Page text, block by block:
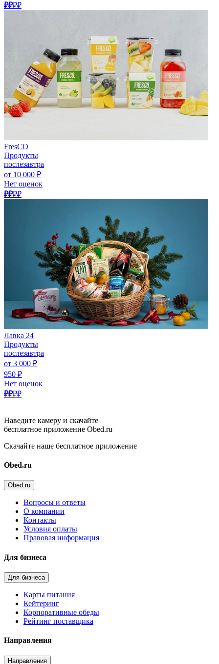
₽₽₽₽
FresCO
Продукты
послезавтра
от 10 000 ₽
Нет оценок
₽₽₽₽
Лавка 24
Продукты
послезавтра
от 3 000 ₽
950 ₽
Нет оценок
₽₽₽₽
Наведите камеру и скачайте
бесплатное приложение Obed.ru
Скачайте наше бесплатное приложение
Obed.ru
Obed.ru
Вопросы и ответы
О компании
Контакты
Условия оплаты
Правовая информация
Для бизнеса
Для бизнеса
Карты питания
Кейтеринг
Корпоративные обеды
Рейтинг поставщика
Направления
Направления